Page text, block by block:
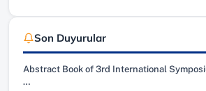
Son Duyurular
Abstract Book of 3rd International
…